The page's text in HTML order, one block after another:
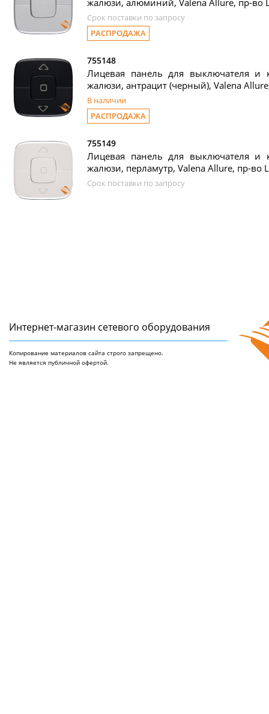
жалюзи, алюминий, Valena Allure, пр-во
Срок поставки по запросу
РАСПРОДАЖА
755148
Лицевая панель для выключателя и
жалюзи, антрацит (черный), Valena
В наличии
РАСПРОДАЖА
755149
Лицевая панель для выключателя и
жалюзи, перламутр, Valena Allure, пр-во
Срок поставки по запросу
Интернет-магазин сетeвого оборудования
Копирование материалов сайта строго запрещено.
Не является публичной офертой.